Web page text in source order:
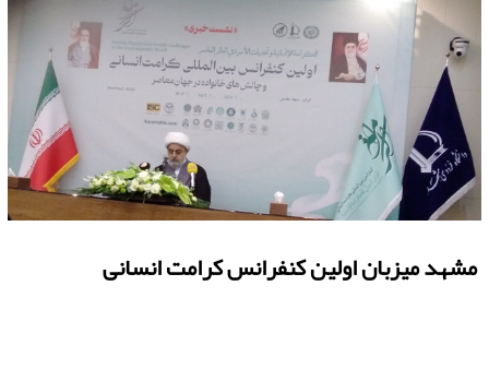
مشهد میزبان اولین کنفرانس کرامت انسانی